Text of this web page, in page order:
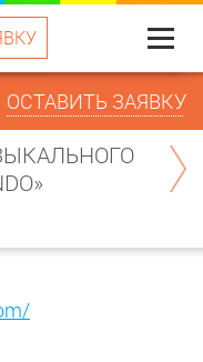
Меню
ОСТАВИТЬ ЗАЯВКУ